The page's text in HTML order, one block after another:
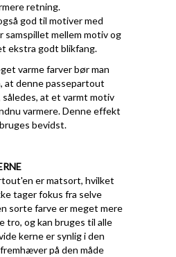
retning.
god til motiver med
samspillet mellem motiv og
ekstra godt blikfang.
varme farver bør man
at denne passepartout
at et varmt motiv
varmere. Denne effekt
bevidst.
er matsort, hvilket
tager fokus fra selve
sorte farve er meget mere
tro, og kan bruges til alle
kerne er synlig i den
på den måde